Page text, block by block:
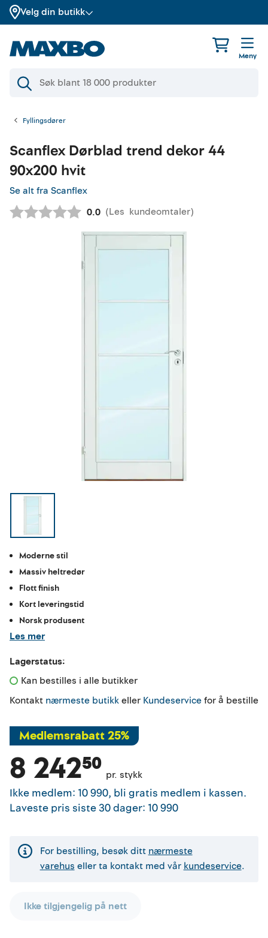
Velg din butikk
Meny
Fyllingsdører
Scanflex Dørblad trend dekor 44
90x200 hvit
Se alt fra Scanflex
Gjennomsnittskarakter:
0.0 (Les kundeomtaler)
Moderne stil
Massiv heltredør
Flott finish
Kort leveringstid
Norsk produsent
Les mer
Lagerstatus:
Kan bestilles i alle butikker
Kontakt nærmeste butikkeller Kundeservicefor å bestille
Medlemsrabatt 25%
8 242⁵⁰ pr. stykk
Ikke medlem: 10 990, bli gratis medlem i kassen.
Laveste pris siste 30 dager: 10 990
For bestilling, besøk ditt nærmeste
varehus eller ta kontakt med vår kundeservice.
Ikke tilgjengelig på nett